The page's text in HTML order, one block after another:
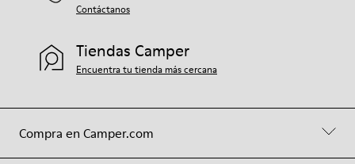
Compra en Camper.com
Contáctanos
Tiendas Camper
Encuentra tu tienda más cercana